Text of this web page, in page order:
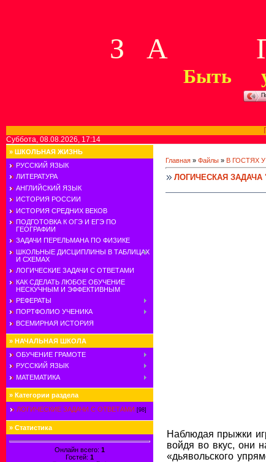
З А П
Быть
Суббота, 08.08.2026, 17:14
» ШКОЛЬНАЯ ЖИЗНЬ
РУССКИЙ ЯЗЫК
ЛИТЕРАТУРА
АНГЛИЙСКИЙ ЯЗЫК
ИСТОРИЯ РОССИИ
ИСТОРИЯ СРЕДНИХ ВЕКОВ
ПОДГОТОВКА К ОГЭ И ЕГЭ ПО
ГЕОГРАФИИ
ЗАДАЧИ ПЕРЕЛЬМАНА ПО ФИЗИКЕ
ШКОЛЬНЫЕ ДИСЦИПЛИНЫ В ТАБЛИЦАХ
И СХЕМАХ
ЛОГИЧЕСКИЕ ЗАДАЧИ С ОТВЕТАМИ
КАК СДЕЛАТЬ ЛЮБОЕ ОБУЧЕНИЕ
НЕСКУЧНЫМ И ЭФФЕКТИВНЫМ
РЕФЕРАТЫ
ПОРТФОЛИО УЧЕНИКА
ВСЕМИРНАЯ ИСТОРИЯ
» НАЧАЛЬНАЯ ШКОЛА
ОБУЧЕНИЕ ГРАМОТЕ
РУССКИЙ ЯЗЫК
МАТЕМАТИКА
» Категории раздела
ЛОГИЧЕСКИЕ ЗАДАЧИ С ОТВЕТАМИ [98]
» Статистика
Онлайн всего: 1
Гостей: 1
Главная » Файлы » В ГОСТЯХ
ЛОГИЧЕСКАЯ
Наблюдая прыжки
войдя во вкус, они
«дьявольского